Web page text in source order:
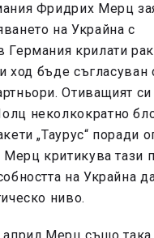
Фридрих Мерц
на Украйна с
Германия крилати
ход бъде съгласуван
Отиващият
неколкократно
„Таурус“ поради
Мерц критикува тази
на Украйна
ниво.